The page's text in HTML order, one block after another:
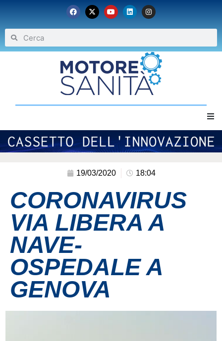
Home
Eventi
Archivio
Contatti
Grandi eventi
Ospedale Virtuale
19/03/2020 18:04
CORONAVIRUS
VIA LIBERA A
NAVE-
OSPEDALE A
GENOVA